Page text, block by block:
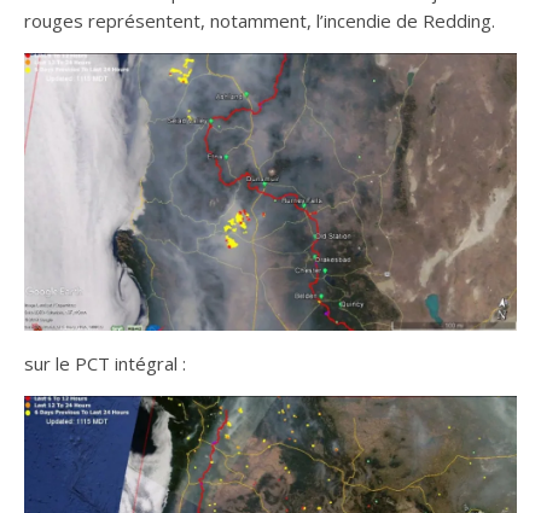
rouges représentent, notamment, l’incendie de Redding.
sur le PCT intégral :